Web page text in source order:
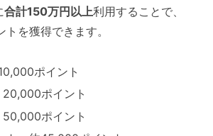
合計150万円以上利用することで、
を獲得できます。
ポイント
ポイント
ポイント